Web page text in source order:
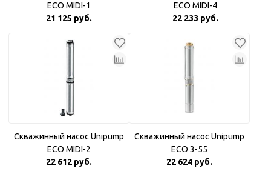
ECO MIDI-1
21 125 руб.
ECO MIDI-4
22 233 руб.
Скважинный насос Unipump
ECO MIDI-2
22 612 руб.
Скважинный насос Unipump
ECO 3-55
22 624 руб.